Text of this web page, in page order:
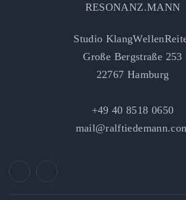
RESONANZ.MANN
Studio
Große Bergstraße 253
22767 Hamburg
+49 40 8518 0650